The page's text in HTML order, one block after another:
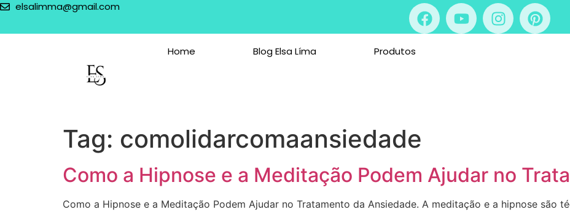
elsalimma@gmail.com
Home Blog Elsa Líma Produtos
Tag: comolidarcomaansiedade
Como a Hipnose e a Meditação Podem Ajudar no
Como a Hipnose e a Meditação Podem Ajudar no Tratamento da Ansiedade. A meditação e a hipnose são